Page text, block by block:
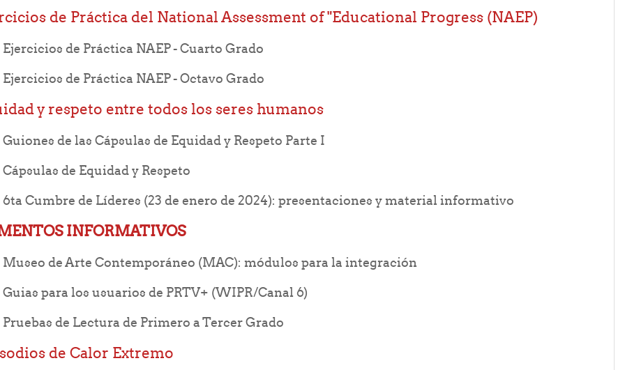
de Práctica del National Assessment of"Educational Progress (NAEP)
Ejercicios de Práctica NAEP - Cuarto Grado
File
Ejercicios de Práctica NAEP - Octavo Grado
File
y respeto entre todos los seres humanos
Guiones de las Cápsulas de Equidad y Respeto Parte I
File
Cápsulas de Equidad y Respeto
URL
6ta Cumbre de Líderes (23 de enero de 2024): presentaciones y material informativo
URL
INFORMATIVOS
Museo de Arte Contemporáneo (MAC): módulos para la integración
Folder
Guias para los usuarios de PRTV+ (WIPR/Canal 6)
Folder
Pruebas de Lectura de Primero a Tercer Grado
Folder
de Calor Extremo